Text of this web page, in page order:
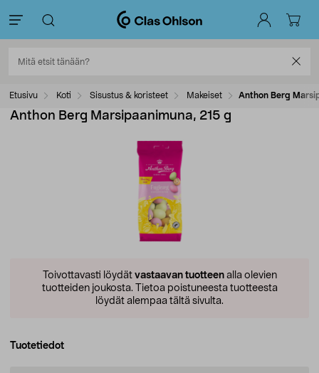
Etusivu Koti Sisustus & koristeet Makeiset Anthon Berg
Anthon Berg Marsipaanimuna, 215 g
Toivottavasti löydät vastaavan tuotteenalla olevien
tuotteiden joukosta. Tietoa poistuneesta tuotteesta
löydät alempaa tältä sivulta.
Tuotetiedot